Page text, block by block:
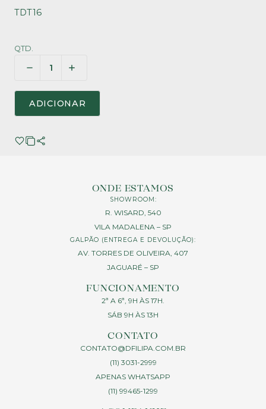
TDT16
QTD.
ADICIONAR
ONDE ESTAMOS
SHOWROOM:
R. WISARD, 540
VILA MADALENA – SP
GALPÃO (ENTREGA E DEVOLUÇÃO):
AV. TORRES DE OLIVEIRA, 407
JAGUARÉ – SP
FUNCIONAMENTO
2ª A 6ª, 9H ÀS 17H.
SÁB 9H ÀS 13H
CONTATO
CONTATO@DFILIPA.COM.BR
(11) 3031-2999
APENAS WHATSAPP
(11) 99465-1299